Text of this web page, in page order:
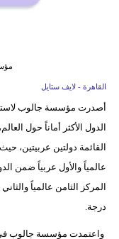
القاهرة - لايف ستايل
القائمة دولتين عربيتين،
عالمياً والأول عربياً ضمن
المركز الثامن عالمياً
درجة.